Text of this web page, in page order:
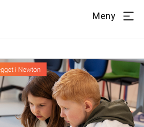
Meny